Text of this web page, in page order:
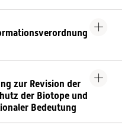
zur Revision der
der Biotope und
Bedeutung